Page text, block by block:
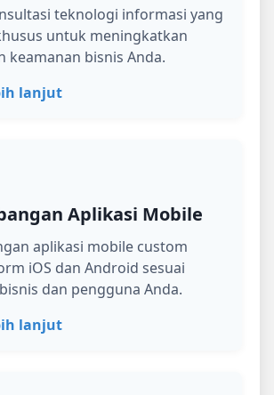
teknologi informasi yang
untuk meningkatkan
keamanan bisnis Anda.
lanjut
Aplikasi Mobile
aplikasi mobile custom
iOS dan Android sesuai
dan pengguna Anda.
lanjut